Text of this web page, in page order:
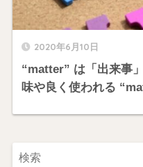
2020年6月10日
“matter” は「出来事
味や良く使われる